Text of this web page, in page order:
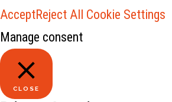
AcceptReject All Cookie Settings
Manage consent
CLOSE